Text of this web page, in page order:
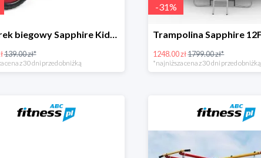
Rowerek biegowy Sapphire Kids Loopy drewniany -22%
139.00 zł*
cena z 30 dni przed obniżką
-31%
1248.00 zł1799.00 zł*
*najniższa cena z 30 dni przed obniżką